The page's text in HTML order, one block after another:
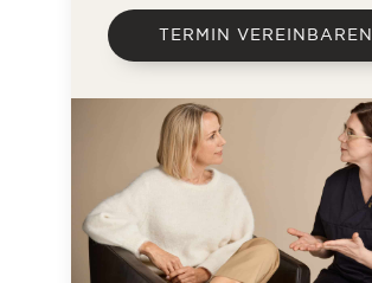
TERMIN VEREINBAREN